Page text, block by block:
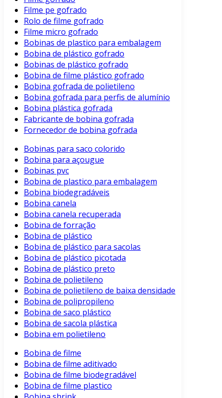
Filme pe gofrado
Rolo de filme gofrado
Filme micro gofrado
Bobinas de plastico para embalagem
Bobina de plástico gofrado
Bobinas de plástico gofrado
Bobina de filme plástico gofrado
Bobina gofrada de polietileno
Bobina gofrada para perfis de alumínio
Bobina plástica gofrada
Fabricante de bobina gofrada
Fornecedor de bobina gofrada
Bobinas para saco colorido
Bobina para açougue
Bobinas pvc
Bobina de plastico para embalagem
Bobina biodegradáveis
Bobina canela
Bobina canela recuperada
Bobina de forração
Bobina de plástico
Bobina de plástico para sacolas
Bobina de plástico picotada
Bobina de plástico preto
Bobina de polietileno
Bobina de polietileno de baixa densidade
Bobina de polipropileno
Bobina de saco plástico
Bobina de sacola plástica
Bobina em polietileno
Bobina de filme
Bobina de filme aditivado
Bobina de filme biodegradável
Bobina de filme plastico